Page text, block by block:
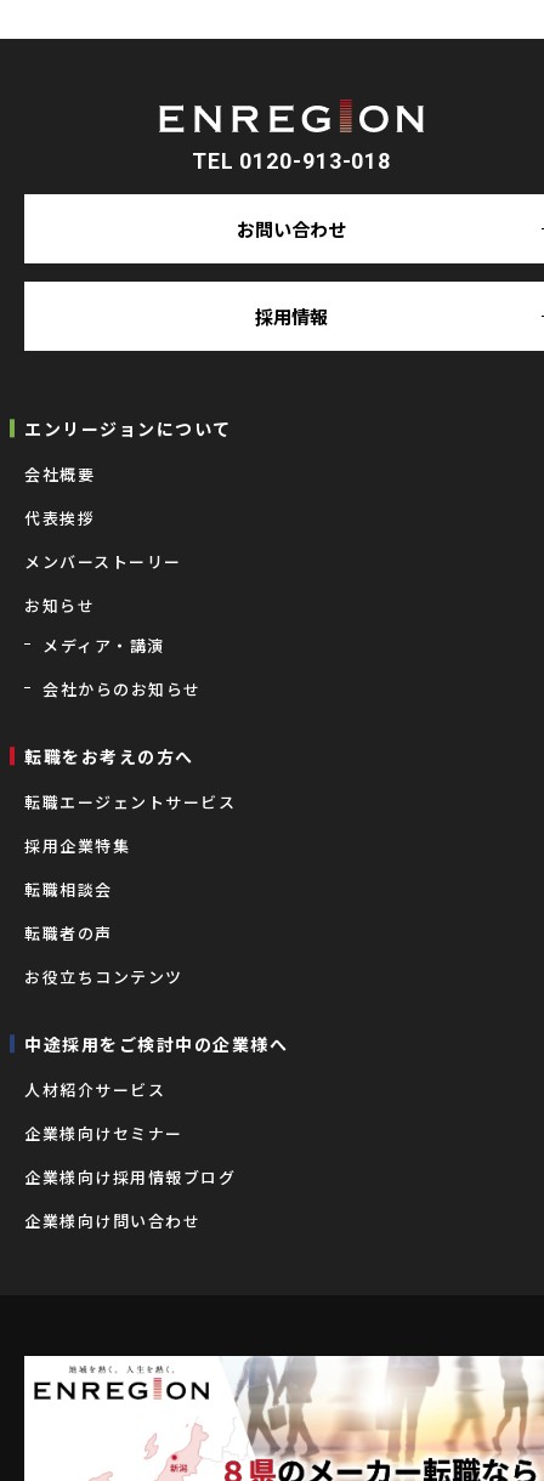
TEL 0120-913-018
お問い合わせ
採用情報
エンリージョンについて
会社概要
代表挨拶
メンバーストーリー
お知らせ
メディア・講演
会社からのお知らせ
転職をお考えの⽅へ
転職エージェントサービス
採用企業特集
転職相談会
転職者の声
お役立ちコンテンツ
中途採用をご検討中の企業様へ
⼈材紹介サービス
企業様向けセミナー
企業様向け採用情報ブログ
企業様向け問い合わせ